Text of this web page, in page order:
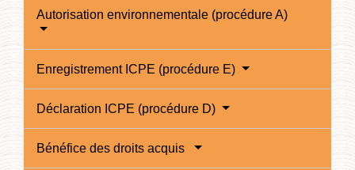
Autorisation environnementale (procédure A)
Enregistrement ICPE (procédure E)
Déclaration ICPE (procédure D)
Bénéfice des droits acquis